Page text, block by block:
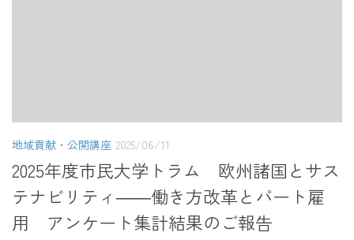
地域貢献・公開講座 2025/06/11
2025年度市民大学トラム 欧州諸国とサス
テナビリティ――働き方改革とパート雇
用 アンケート集計結果のご報告